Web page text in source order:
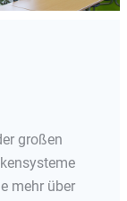
großen
mehr über